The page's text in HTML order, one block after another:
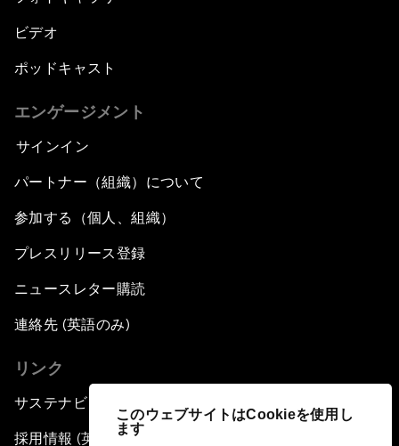
このウェブサイトはCookieを使用し
ます
ビデオ
ポッドキャスト
エンゲージメント
サインイン
パートナー（組織）について
参加する（個人、組織）
プレスリリース登録
ニュースレター購読
連絡先 (英語のみ)
リンク
サステナビリティへの取り組み
採用情報 (英語のみ)